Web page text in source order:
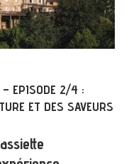
– EPISODE 2/4 :
ET DES SAVEURS